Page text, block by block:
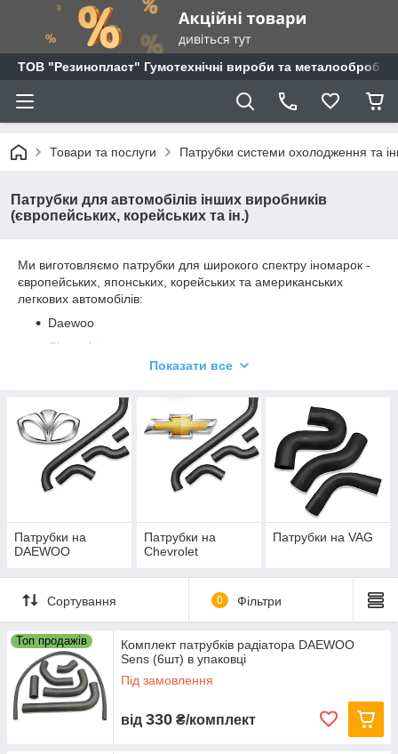
ТОВ "Резинопласт" Гумотехнічні вироби та металообробка
Товари та послуги Патрубки системи охолодження та
Патрубки для автомобілів інших виробників
(європейських, корейських та ін.)
Ми виготовляємо патрубки для широкого спектру іномарок -
європейських, японських, корейських та американських
легкових автомобілів:
Daewoo
Chevrolet
Продукція охоплює різні системи: охолодження двигуна,
вентиляція, опалення, подача палива та інші.
Показати все
Патрубки на
DAEWOO
Патрубки на
Chevrolet
Патрубки на VAG
Сортування 0 Фільтри
Топ продажів
Комплект патрубків радіатора DAEWOO
Sens (6шт) в упаковці
Під замовлення
від 330 ₴/комплект